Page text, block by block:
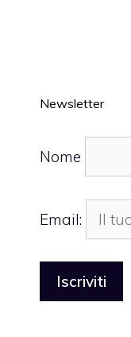
Newsletter
Nome
Email: